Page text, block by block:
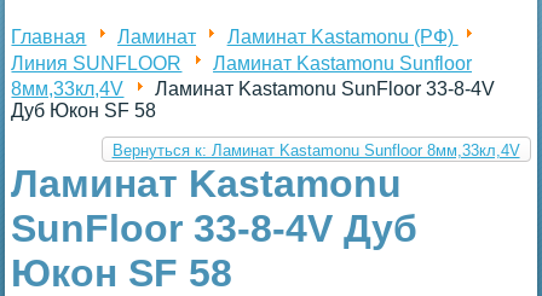
Главная Ламинат
Ламинат Kastamonu (РФ)
Линия SUNFLOOR
Ламинат Kastamonu Sunfloor
8мм,33кл,4V
Ламинат Kastamonu SunFloor 33-8-4V
Дуб Юкон SF 58
Вернуться к: Ламинат Kastamonu Sunfloor 8мм,33кл,4V
Ламинат Kastamonu
SunFloor 33-8-4V Дуб
Юкон SF 58